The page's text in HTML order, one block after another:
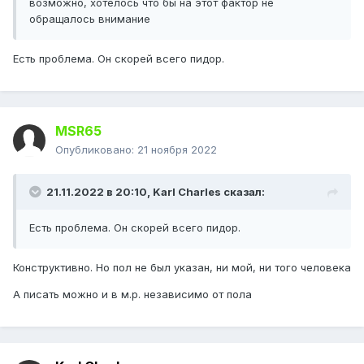
обращалось внимание
Есть проблема. Он скорей всего пидор.
MSR65
Опубликовано: 21 ноября 2022
21.11.2022 в 20:10, Karl Charles сказал:
Есть проблема. Он скорей всего пидор.
Конструктивно. Но пол не был указан, ни мой, ни того человека
А писать можно и в м.р. независимо от пола